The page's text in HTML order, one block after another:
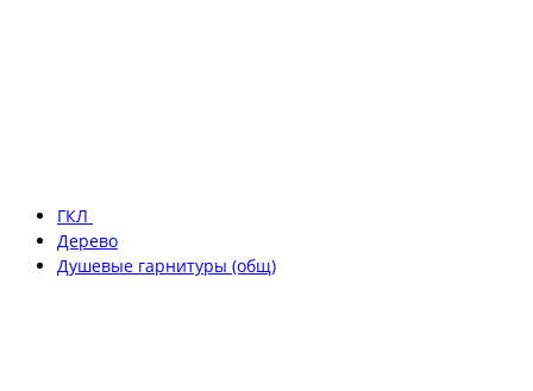
ГКЛ
Дерево
Душевые гарнитуры (общ)